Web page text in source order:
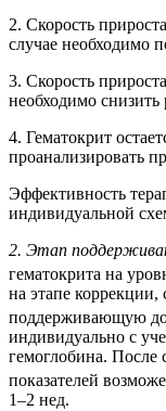
2. Скорость
случае необходимо
3. Скорость
необходимо снизить
4. Гематокрит
проанализировать
Эффективность
индивидуальной
2. Этап
гематокрита на
на этапе коррекции,
поддерживающую
индивидуально с
гемоглобина. После
показателей
1–2 нед.